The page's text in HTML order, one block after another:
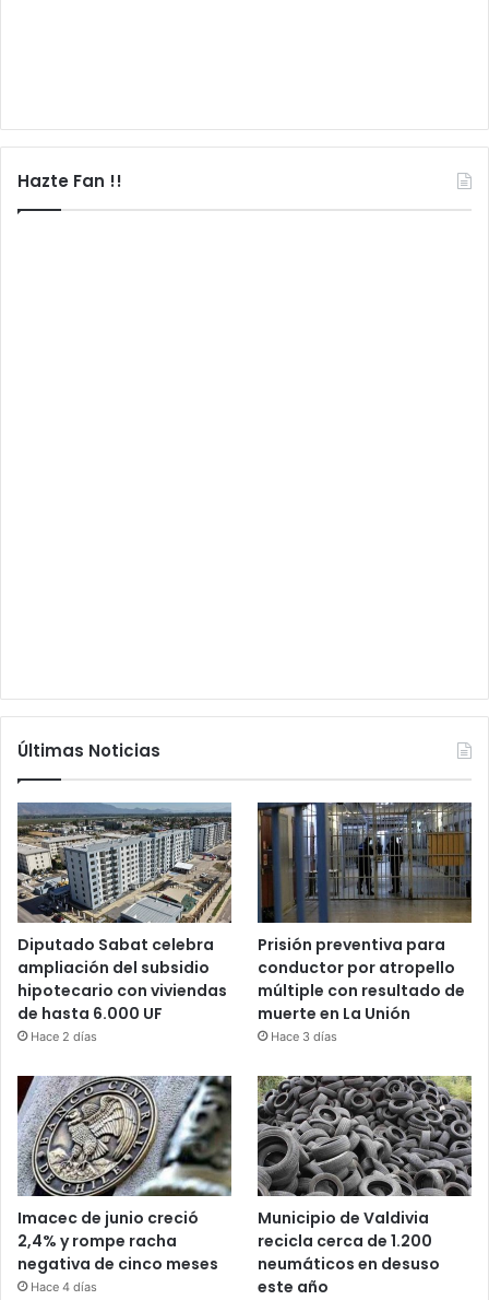
Hazte Fan !!
Últimas Noticias
Diputado Sabat celebra
ampliación del subsidio
hipotecario con viviendas
de hasta 6.000 UF
Hace 2 días
Prisión preventiva para
conductor por atropello
múltiple con resultado de
muerte en La Unión
Hace 3 días
Imacec de junio creció
2,4% y rompe racha
negativa de cinco meses
Hace 4 días
Municipio de Valdivia
recicla cerca de 1.200
neumáticos en desuso
este año